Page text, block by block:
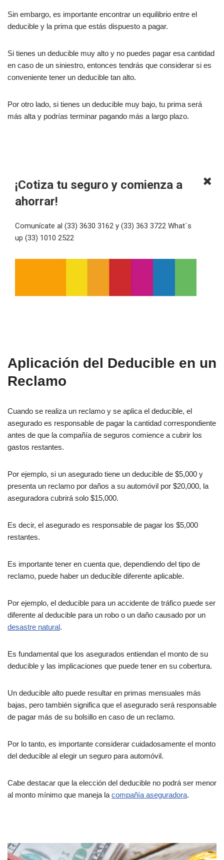
Sin embargo, es importante encontrar un equilibrio entre el
deducible y la prima que estás dispuesto a pagar.
Si tienes un deducible muy alto y no puedes pagar esa cantidad
en caso de un siniestro, entonces tendrás que considerar si es
conveniente tener un deducible tan alto.
Por otro lado, si tienes un deducible muy bajo, tu prima será
más alta y podrías terminar pagando más a largo plazo.
¡Cotiza tu seguro y comienza a
ahorrar!
Comunícate al (33) 3630 3162 y (33) 363 3722 What´s
up (33) 1010 2522
Aplicación del Deducible en un
Reclamo
Cuando se realiza un reclamo y se aplica el deducible, el
asegurado es responsable de pagar la cantidad correspondiente
antes de que la compañía de seguros comience a cubrir los
gastos restantes.
Por ejemplo, si un asegurado tiene un deducible de $5,000 y
presenta un reclamo por daños a su automóvil por $20,000, la
aseguradora cubrirá solo $15,000.
Es decir, el asegurado es responsable de pagar los $5,000
restantes.
Es importante tener en cuenta que, dependiendo del tipo de
reclamo, puede haber un deducible diferente aplicable.
Por ejemplo, el deducible para un accidente de tráfico puede ser
diferente al deducible para un robo o un daño causado por un
desastre natural.
Es fundamental que los asegurados entiendan el monto de su
deducible y las implicaciones que puede tener en su cobertura.
Un deducible alto puede resultar en primas mensuales más
bajas, pero también significa que el asegurado será responsable
de pagar más de su bolsillo en caso de un reclamo.
Por lo tanto, es importante considerar cuidadosamente el monto
del deducible al elegir un seguro para automóvil.
Cabe destacar que la elección del deducible no podrá ser menor
al monto mínimo que maneja la compañía aseguradora.